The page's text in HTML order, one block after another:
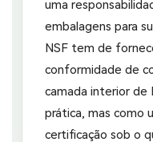
uma
embalagens para
NSF tem de
conformidade de
camada interior de
prática, mas como
certificação sob o